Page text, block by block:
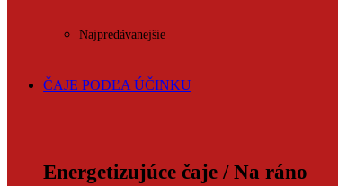
Najpredávanejšie
ČAJE PODĽA ÚČINKU
Energetizujúce čaje / Na ráno